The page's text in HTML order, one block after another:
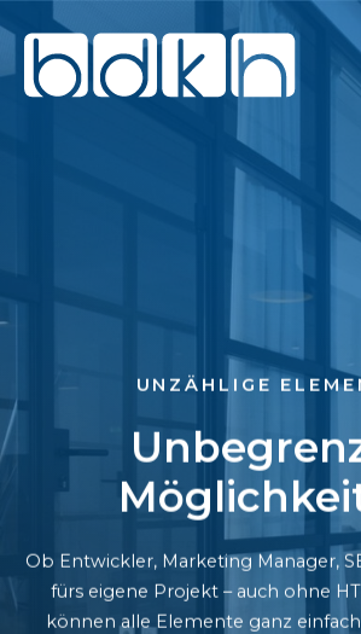
UNZÄHLIGE
Ob Entwickler, Marketing Manager,
fürs eigene Projekt – auch ohne
können alle Elemente ganz